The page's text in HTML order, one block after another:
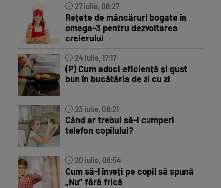
27 iulie, 08:27
Rețete de mâncăruri bogate în
omega-3 pentru dezvoltarea
creierului
24 iulie, 17:17
(P) Cum aduci eficiență și gust
bun în bucătăria de zi cu zi
23 iulie, 08:21
Când ar trebui să-i cumperi
telefon copilului?
20 iulie, 08:54
Cum să-l înveți pe copil să spună
„Nu” fără frică